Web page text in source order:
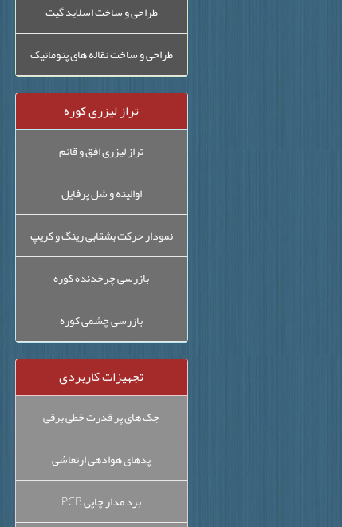
طراحی و ساخت اسلاید گیت
طراحی و ساخت نقاله های پنوماتیک
تراز لیزری کوره
تراز لیزری افق و قائم
اوالیته و شل پرفایل
نمودار حرکت بشقابی رینگ و کریپ
بازرسی چرخدنده کوره
بازرسی چشمی کوره
تجهیزات کاربردی
جک های پر قدرت خطی برقی
پدهای هوادهی ارتعاشی
برد مدار چاپی PCB